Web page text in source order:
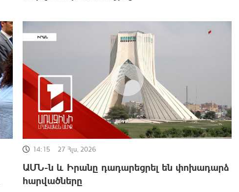
14:15 27 Հլս, 2026
ԱՄՆ-ն և Իրանը դադարեցրել են փոխադարձ
հարվածները